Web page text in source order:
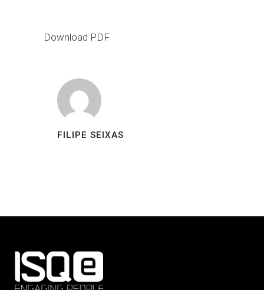
Download PDF
FILIPE SEIXAS